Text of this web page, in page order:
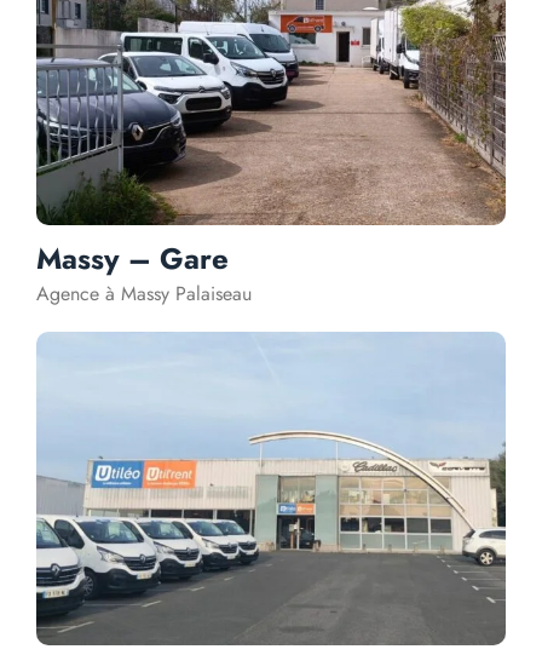
Massy – Gare
Agence à Massy Palaiseau